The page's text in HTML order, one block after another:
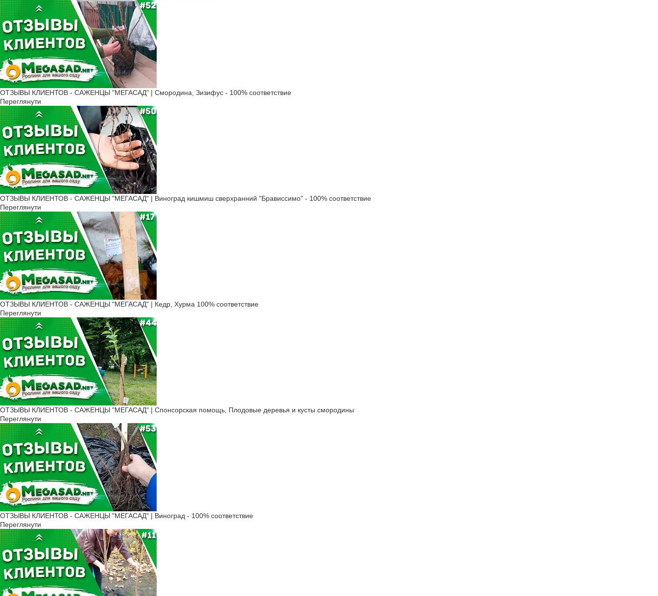
ОТЗЫВЫ КЛИЕНТОВ - САЖЕНЦЫ "МЕГАСАД" | Смородина, Зизифус - 100% соответствие
Переглянути
ОТЗЫВЫ КЛИЕНТОВ - САЖЕНЦЫ "МЕГАСАД" | Виноград кишмиш сверхранний "Брависсимо" - 100% соответствие
Переглянути
ОТЗЫВЫ КЛИЕНТОВ - САЖЕНЦЫ "МЕГАСАД" | Кедр, Хурма 100% соответствие
Переглянути
ОТЗЫВЫ КЛИЕНТОВ - САЖЕНЦЫ "МЕГАСАД" | Cпонсорская помощь, Плодовые деревья и кусты смородины
Переглянути
ОТЗЫВЫ КЛИЕНТОВ - САЖЕНЦЫ "МЕГАСАД" | Виноград - 100% соответствие
Переглянути